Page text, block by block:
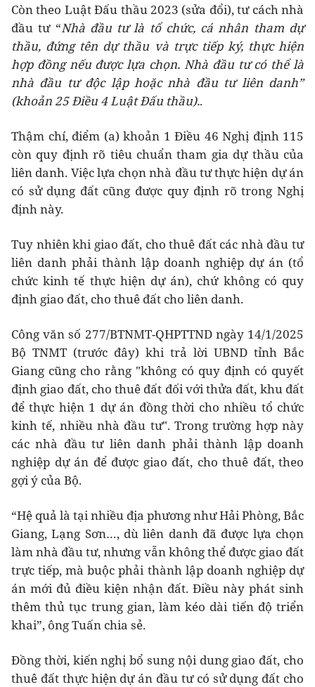
Còn theo Luật Đấu thầu 2023 (sửa đổi), tư cách nhà
đầu tư “Nhà đầu tư là tổ chức, cá nhân tham dự
thầu, đứng tên dự thầu và trực tiếp ký, thực hiện
hợp đồng nếu được lựa chọn. Nhà đầu tư có thể là
nhà đầu tư độc lập hoặc nhà đầu tư liên danh”
(khoản 25 Điều 4 Luật Đấu thầu)..
Thậm chí, điểm (a) khoản 1 Điều 46 Nghị định 115
còn quy định rõ tiêu chuẩn tham gia dự thầu của
liên danh. Việc lựa chọn nhà đầu tư thực hiện dự án
có sử dụng đất cũng được quy định rõ trong Nghị
định này.
Tuy nhiên khi giao đất, cho thuê đất các nhà đầu tư
liên danh phải thành lập doanh nghiệp dự án (tổ
chức kinh tế thực hiện dự án), chứ không có quy
định giao đất, cho thuê đất cho liên danh.
Công văn số 277/BTNMT-QHPTTND ngày 14/1/2025
Bộ TNMT (trước đây) khi trả lời UBND tỉnh Bắc
Giang cũng cho rằng "không có quy định có quyết
định giao đất, cho thuê đất đối với thửa đất, khu đất
để thực hiện 1 dự án đồng thời cho nhiều tổ chức
kinh tế, nhiều nhà đầu tư". Trong trường hợp này
các nhà đầu tư liên danh phải thành lập doanh
nghiệp dự án để được giao đất, cho thuê đất, theo
gợi ý của Bộ.
“Hệ quả là tại nhiều địa phương như Hải Phòng, Bắc
Giang, Lạng Sơn…, dù liên danh đã được lựa chọn
làm nhà đầu tư, nhưng vẫn không thể được giao đất
trực tiếp, mà buộc phải thành lập doanh nghiệp dự
án mới đủ điều kiện nhận đất. Điều này phát sinh
thêm thủ tục trung gian, làm kéo dài tiến độ triển
khai”, ông Tuấn chia sẻ.
Đồng thời, kiến nghị bổ sung nội dung giao đất, cho
thuê đất thực hiện dự án đầu tư có sử dụng đất cho